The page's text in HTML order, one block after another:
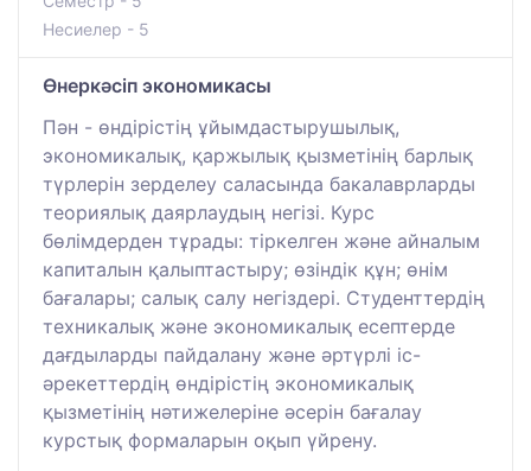
Несиелер - 5
Өнеркәсіп экономикасы
Пән - өндірістің ұйымдастырушылық,
экономикалық, қаржылық қызметінің барлық
түрлерін зерделеу саласында бакалаврларды
теориялық даярлаудың негізі. Курс
бөлімдерден тұрады: тіркелген және айналым
капиталын қалыптастыру; өзіндік құн; өнім
бағалары; салық салу негіздері. Студенттердің
техникалық және экономикалық есептерде
дағдыларды пайдалану және әртүрлі іс-
әрекеттердің өндірістің экономикалық
қызметінің нәтижелеріне әсерін бағалау
курстық формаларын оқып үйрену.